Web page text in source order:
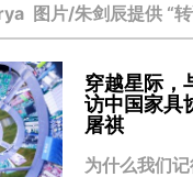
图片/朱剑辰提供 “
穿越星际，
访中国家具
屠祺
为什么我们